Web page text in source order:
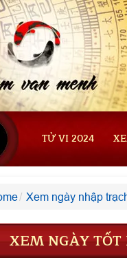
TỬ VI 2024
Xem ngày nhập
XEM NGÀY